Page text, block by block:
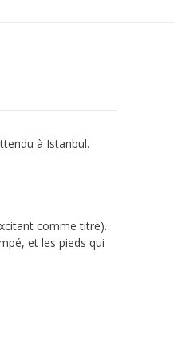
à Istanbul.
comme titre).
et les pieds qui